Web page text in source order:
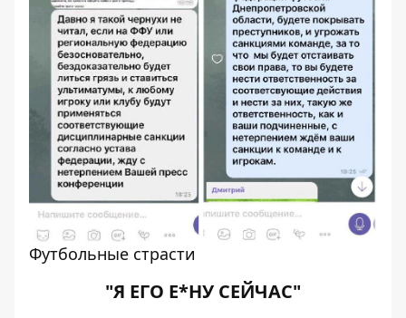
Футбольные страсти
"Я ЕГО Е*НУ СЕЙЧАС"